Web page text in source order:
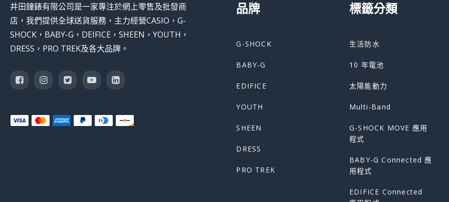
井田鐘錶有限公司是一家專注於網上零售及批發商
店，我們提供全球送貨服務，主力經營CASIO，G-
SHOCK，BABY-G，DEIFICE，SHEEN，YOUTH，
DRESS，PRO TREK及各大品牌。
品牌
G-SHOCK
BABY-G
EDIFICE
YOUTH
SHEEN
DRESS
PRO TREK
標籤分類
生活防水
10 年電池
太陽能動力
Multi-Band
G-SHOCK MOVE 應用
程式
BABY-G Connected 應
用程式
EDIFICE Connected